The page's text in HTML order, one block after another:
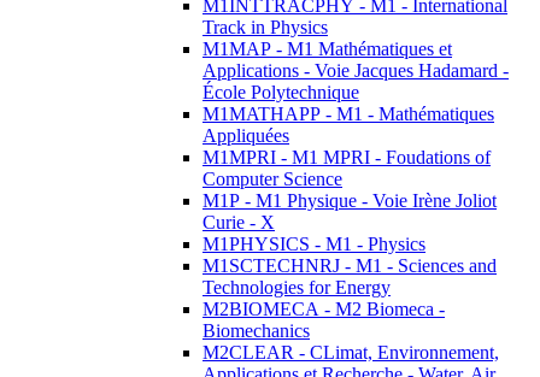
M1INTTRACPHY - M1 - International
Track in Physics
M1MAP - M1 Mathématiques et
Applications - Voie Jacques Hadamard -
École Polytechnique
M1MATHAPP - M1 - Mathématiques
Appliquées
M1MPRI - M1 MPRI - Foudations of
Computer Science
M1P - M1 Physique - Voie Irène Joliot
Curie - X
M1PHYSICS - M1 - Physics
M1SCTECHNRJ - M1 - Sciences and
Technologies for Energy
M2BIOMECA - M2 Biomeca -
Biomechanics
M2CLEAR - CLimat, Environnement,